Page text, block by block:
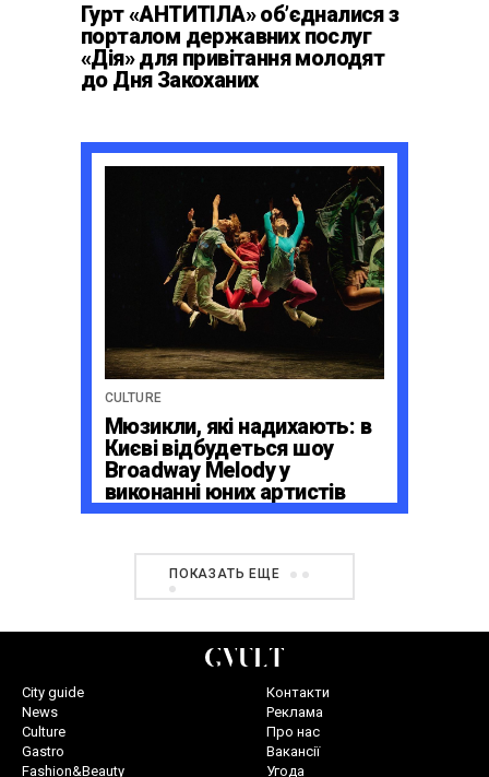
Гурт «АНТИТІЛА» обʼєдналися з
порталом державних послуг
«Дія» для привітання молодят
до Дня Закоханих
CULTURE
Мюзикли, які надихають: в
Києві відбудеться шоу
Broadway Melody у
виконанні юних артистів
Broadway Kids Studio
ПОКАЗАТЬ ЕЩЕ
City guide
News
Culture
Gastro
Fashion&Beauty
Контакти
Реклама
Про нас
Вакансії
Угода